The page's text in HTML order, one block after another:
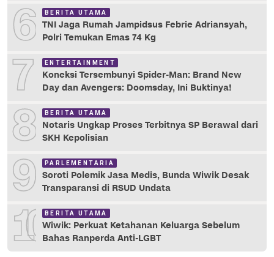
6 BERITA UTAMA
TNI Jaga Rumah Jampidsus Febrie Adriansyah,
Polri Temukan Emas 74 Kg
7 ENTERTAINMENT
Koneksi Tersembunyi Spider-Man: Brand New
Day dan Avengers: Doomsday, Ini Buktinya!
8 BERITA UTAMA
Notaris Ungkap Proses Terbitnya SP Berawal dari
SKH Kepolisian
9 PARLEMENTARIA
Soroti Polemik Jasa Medis, Bunda Wiwik Desak
Transparansi di RSUD Undata
10 BERITA UTAMA
Wiwik: Perkuat Ketahanan Keluarga Sebelum
Bahas Ranperda Anti-LGBT